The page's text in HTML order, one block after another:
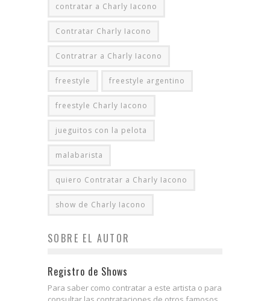
contratar a Charly Iacono
Contratar Charly Iacono
Contratrar a Charly Iacono
freestyle freestyle argentino
freestyle Charly Iacono
jueguitos con la pelota
malabarista
quiero Contratar a Charly Iacono
show de Charly Iacono
SOBRE EL AUTOR
Registro de Shows
Para saber como contratar a este artista o para